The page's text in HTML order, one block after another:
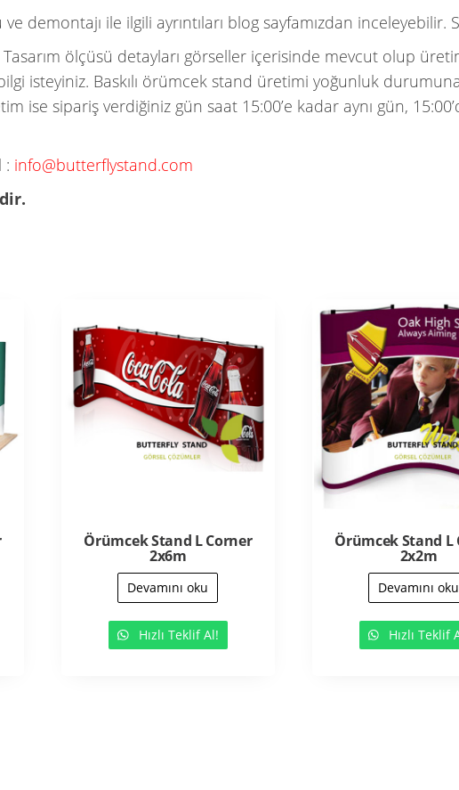
demontajı ile ilgili ayrıntıları blog sayfamızdan inceleyebilir.
Tasarım ölçüsü detayları görseller içerisinde mevcut olup
isteyiniz. Baskılı örümcek stand üretimi yoğunluk
ise sipariş verdiğiniz gün saat 15:00’e kadar aynı gün,
: info@butterflystand.com
Örümcek Stand L Corner
2x6m
Devamını oku
Hızlı Teklif Al!
Örümcek Stand L
2x2m
Devamını oku
Hızlı Teklif